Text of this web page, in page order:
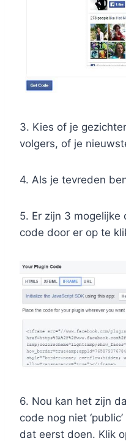
3. Kies of je
volgers, of je
4. Als je tevreden
5. Er zijn 3 mogelijke
code door er op te
6. Nou kan het zijn
code nog niet
dat eerst doen. Klik